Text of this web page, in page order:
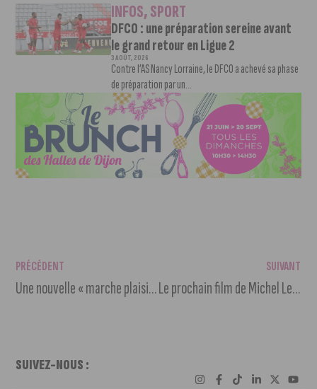
INFOS,SPORT
DFCO : une préparation sereine avant
le grand retour en Ligue 2
3 AOÛT, 2026
Contre l’AS Nancy Lorraine, le DFCO a achevé sa phase
de préparation par un...
PRÉCÉDENT
Une nouvelle « marche plaisir » pour redécouvrir les hauteurs de Dijon
SUIVANT
Le prochain film de Michel Leclerc ouvre son casting aux enfants à Dijon
SUIVEZ-NOUS :